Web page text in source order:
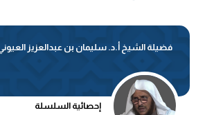
فضيلة الشيخ أ.د. سليمان بن عبدالعزيز
إحصائية السلسلة